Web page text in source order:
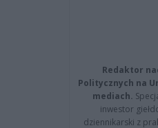
Redaktor
Politycznych na
mediach.
inwestor
dziennikarski z